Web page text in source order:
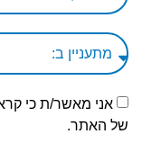
אני מאשר/ת כי
של האתר.